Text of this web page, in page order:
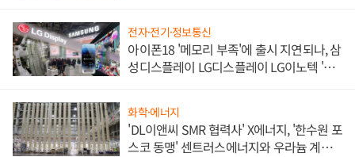
전자·전기·정보통신
아이폰18 '메모리 부족'에 출시 지연되나, 삼
성디스플레이 LG디스플레이 LG이노텍 '탈
화학·에너지
'DL이앤씨 SMR 협력사' X에너지, '한수원 포
스코 동맹' 센트러스에너지와 우라늄 계약